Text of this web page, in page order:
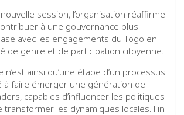
session, l’organisation réaffirme
à une gouvernance plus
avec les engagements du Togo en
de genre et de participation citoyenne.
ainsi qu’une étape d’un processus
à faire émerger une génération de
capables d’influencer les politiques
transformer les dynamiques locales. Fin